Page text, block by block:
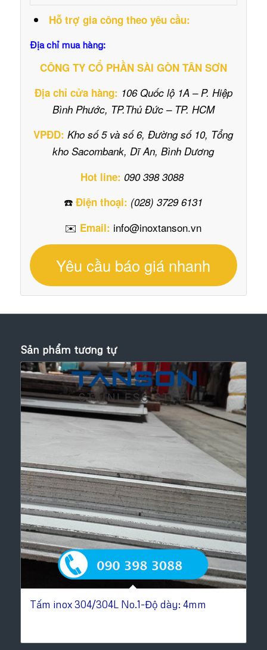
Hỗ trợ gia công theo yêu cầu:
Địa chỉ mua hàng:
CÔNG TY CỔ PHẦN SÀI GÒN TÂN SƠN
Địa chỉ cửa hàng: 106 Quốc lộ 1A – P. Hiệp
Bình Phước, TP.Thủ Đức – TP. HCM
VPĐD: Kho số 5 và số 6, Đường số 10, Tổng
kho Sacombank, Dĩ An, Bình Dương
Hot line: 090 398 3088
☎️Điện thoại: (028) 3729 6131
✉️ Email: info@inoxtanson.vn
Yêu cầu báo giá nhanh
Sản phẩm tương tự
Tấm inox 304/304L No.1-Độ dày: 4mm